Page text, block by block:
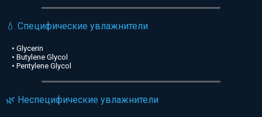
💧 Специфические увлажнители
• Glycerin
• Butylene Glycol
• Pentylene Glycol
🌿 Неспецифические увлажнители